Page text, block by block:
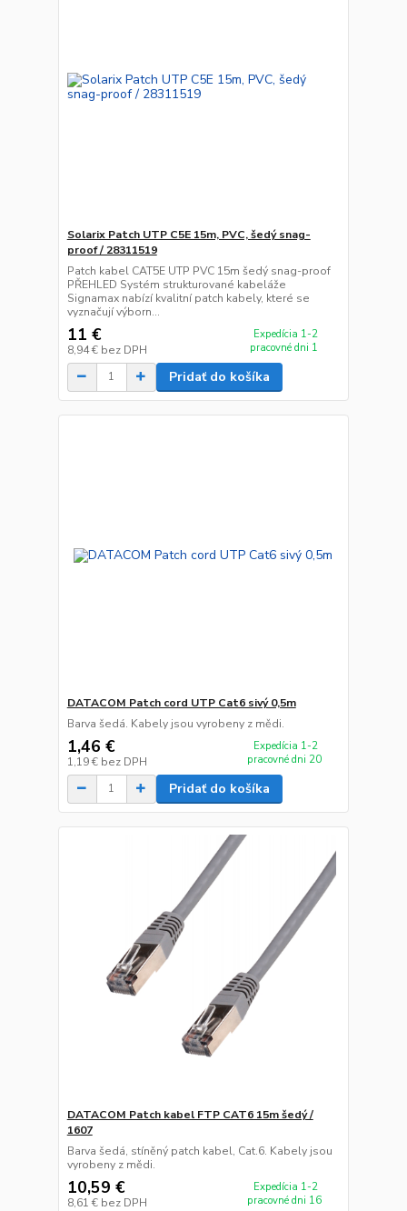
Solarix Patch UTP C5E 15m, PVC, šedý snag-
proof / 28311519
Patch kabel CAT5E UTP PVC 15m šedý snag-proof
PŘEHLED Systém strukturované kabeláže
Signamax nabízí kvalitní patch kabely, které se
vyznačují výborn...
11 €
8,94 € bez DPH
Expedícia 1-2
pracovné dni 1
Pridať do košíka
DATACOM Patch cord UTP Cat6 sivý 0,5m
Barva šedá. Kabely jsou vyrobeny z mědi.
1,46 €
1,19 € bez DPH
Expedícia 1-2
pracovné dni 20
Pridať do košíka
DATACOM Patch kabel FTP CAT6 15m šedý /
1607
Barva šedá, stíněný patch kabel, Cat.6. Kabely jsou
vyrobeny z mědi.
10,59 €
8,61 € bez DPH
Expedícia 1-2
pracovné dni 16